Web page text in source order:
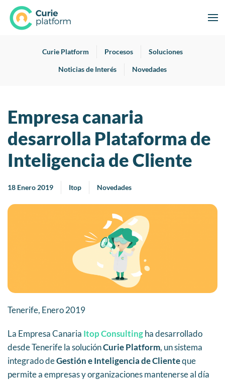
Curie Platform Procesos Soluciones
Noticias de Interés Novedades
Empresa canaria
desarrolla Plataforma de
Inteligencia de Cliente
18 Enero 2019 Itop Novedades
Tenerife, Enero 2019
La Empresa Canaria Itop Consultingha desarrollado
desde Tenerife la soluciónCurie Platform, un sistema
integrado deGestión e Inteligencia de Clienteque
permite a empresas y organizaciones mantenerse al día